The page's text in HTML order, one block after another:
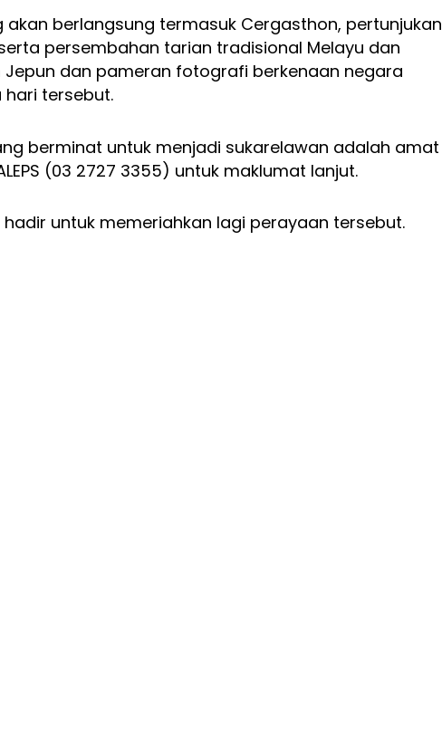
berlangsung termasuk Cergasthon, pertunjukan
persembahan tarian tradisional Melayu dan
Jepun dan pameran fotografi berkenaan negara
tersebut.
berminat untuk menjadi sukarelawan adalah amat
(03 2727 3355) untuk maklumat lanjut.
hadir untuk memeriahkan lagi perayaan tersebut.